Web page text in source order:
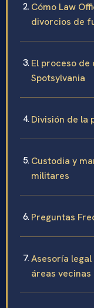
Cómo Law
divorcios de
El proceso
Spotsylvania
División de la
Custodia y
militares
Preguntas
Asesoría
áreas vecinas